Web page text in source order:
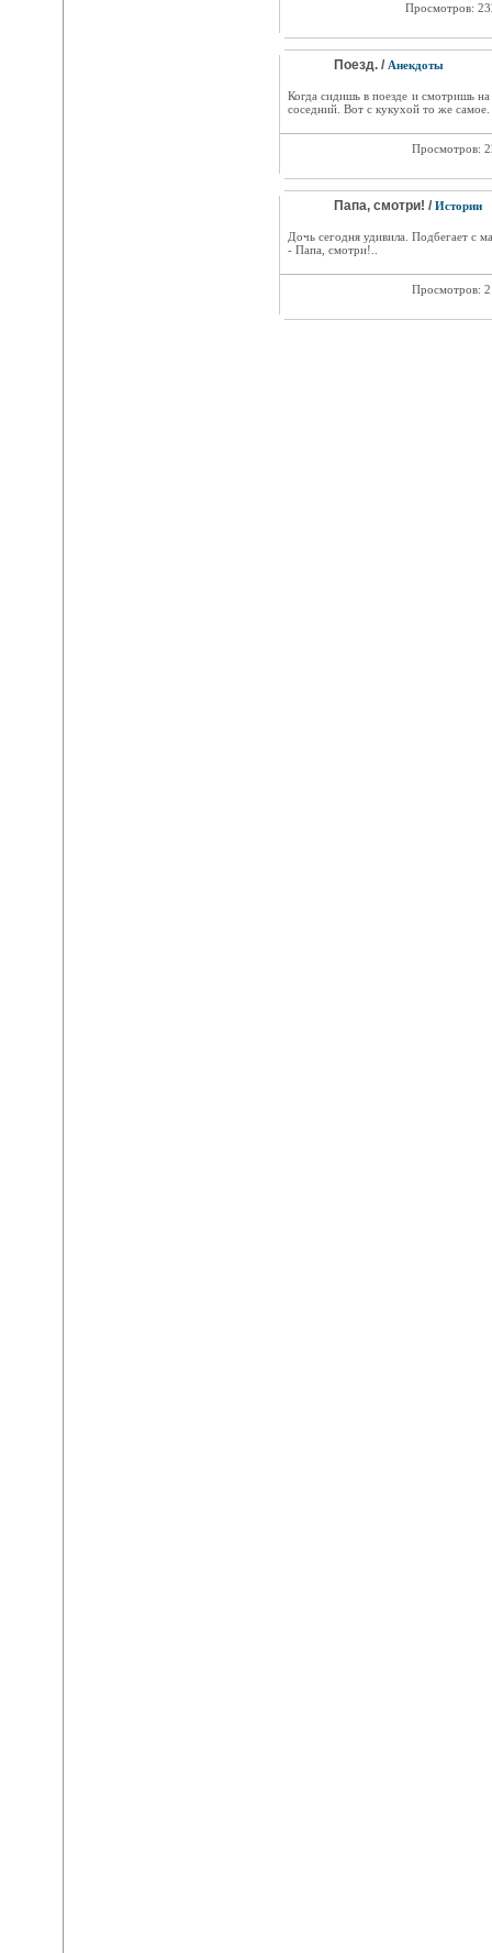
Просмотров:
Поезд. / Анекдоты
Когда сидишь в поезде и смотришь
соседний. Вот с кукухой то же самое.
Просмотров:
Папа, смотри! / Истории
Дочь сегодня удивила. Подбегает с
- Папа, смотри!..
Просмотров: